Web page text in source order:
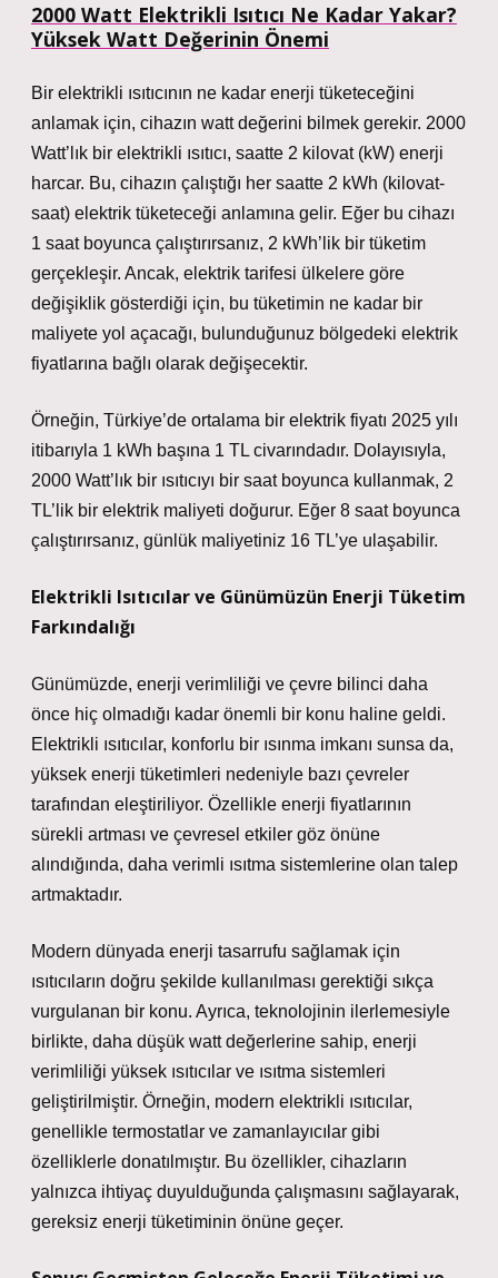
2000 Watt Elektrikli Isıtıcı Ne Kadar Yakar?
Yüksek Watt Değerinin Önemi
Bir elektrikli ısıtıcının ne kadar enerji tüketeceğini
anlamak için, cihazın watt değerini bilmek gerekir. 2000
Watt’lık bir elektrikli ısıtıcı, saatte 2 kilovat (kW) enerji
harcar. Bu, cihazın çalıştığı her saatte 2 kWh (kilovat-
saat) elektrik tüketeceği anlamına gelir. Eğer bu cihazı
1 saat boyunca çalıştırırsanız, 2 kWh’lik bir tüketim
gerçekleşir. Ancak, elektrik tarifesi ülkelere göre
değişiklik gösterdiği için, bu tüketimin ne kadar bir
maliyete yol açacağı, bulunduğunuz bölgedeki elektrik
fiyatlarına bağlı olarak değişecektir.
Örneğin, Türkiye’de ortalama bir elektrik fiyatı 2025 yılı
itibarıyla 1 kWh başına 1 TL civarındadır. Dolayısıyla,
2000 Watt’lık bir ısıtıcıyı bir saat boyunca kullanmak, 2
TL’lik bir elektrik maliyeti doğurur. Eğer 8 saat boyunca
çalıştırırsanız, günlük maliyetiniz 16 TL’ye ulaşabilir.
Elektrikli Isıtıcılar ve Günümüzün Enerji Tüketim
Farkındalığı
Günümüzde, enerji verimliliği ve çevre bilinci daha
önce hiç olmadığı kadar önemli bir konu haline geldi.
Elektrikli ısıtıcılar, konforlu bir ısınma imkanı sunsa da,
yüksek enerji tüketimleri nedeniyle bazı çevreler
tarafından eleştiriliyor. Özellikle enerji fiyatlarının
sürekli artması ve çevresel etkiler göz önüne
alındığında, daha verimli ısıtma sistemlerine olan talep
artmaktadır.
Modern dünyada enerji tasarrufu sağlamak için
ısıtıcıların doğru şekilde kullanılması gerektiği sıkça
vurgulanan bir konu. Ayrıca, teknolojinin ilerlemesiyle
birlikte, daha düşük watt değerlerine sahip, enerji
verimliliği yüksek ısıtıcılar ve ısıtma sistemleri
geliştirilmiştir. Örneğin, modern elektrikli ısıtıcılar,
genellikle termostatlar ve zamanlayıcılar gibi
özelliklerle donatılmıştır. Bu özellikler, cihazların
yalnızca ihtiyaç duyulduğunda çalışmasını sağlayarak,
gereksiz enerji tüketiminin önüne geçer.